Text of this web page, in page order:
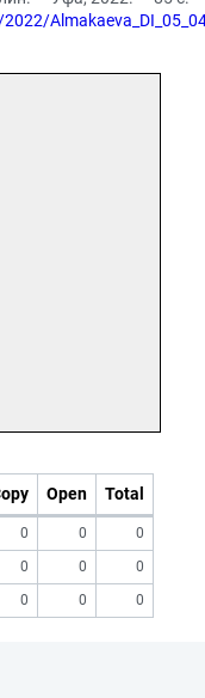
Open Total
0 0
0
0 0
0
0 0 0